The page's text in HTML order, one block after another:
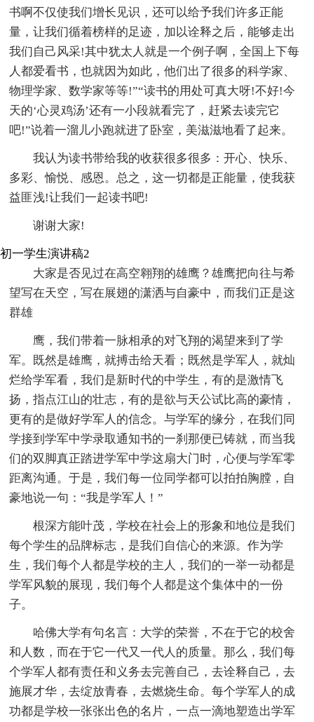
书啊不仅使我们增长见识，还可以给予我们许多正能
量，让我们循着榜样的足迹，加以诠释之后，能够走出
我们自己风采!其中犹太人就是一个例子啊，全国上下每
人都爱看书，也就因为如此，他们出了很多的科学家、
物理学家、数学家等等!”“读书的用处可真大呀!不好!今
天的‘心灵鸡汤’还有一小段就看完了，赶紧去读完它
吧!”说着一溜儿小跑就进了卧室，美滋滋地看了起来。
我认为读书带给我的收获很多很多：开心、快乐、
多彩、愉悦、感恩。总之，这一切都是正能量，使我获
益匪浅!让我们一起读书吧!
谢谢大家!
初一学生演讲稿2
大家是否见过在高空翱翔的雄鹰？雄鹰把向往与希
望写在天空，写在展翅的潇洒与自豪中，而我们正是这
群雄
鹰，我们带着一脉相承的对飞翔的渴望来到了学
军。既然是雄鹰，就搏击给天看；既然是学军人，就灿
烂给学军看，我们是新时代的中学生，有的是激情飞
扬，指点江山的壮志，有的是欲与天公试比高的豪情，
更有的是做好学军人的信念。与学军的缘分，在我们同
学接到学军中学录取通知书的一刹那便已铸就，而当我
们的双脚真正踏进学军中学这扇大门时，心便与学军零
距离沟通。于是，我们每一位同学都可以拍拍胸膛，自
豪地说一句：“我是学军人！”
根深方能叶茂，学校在社会上的形象和地位是我们
每个学生的品牌标志，是我们自信心的来源。作为学
生，我们每个人都是学校的主人，我们的一举一动都是
学军风貌的展现，我们每个人都是这个集体中的一份
子。
哈佛大学有句名言：大学的荣誉，不在于它的校舍
和人数，而在于它一代又一代人的质量。那么，我们每
个学军人都有责任和义务去完善自己，去诠释自己，去
施展才华，去绽放青春，去燃烧生命。每个学军人的成
功都是学校一张张出色的名片，一点一滴地塑造出学军